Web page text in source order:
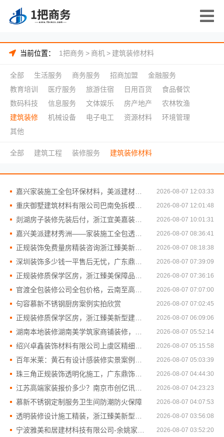
当前位置： 1把商务 > 商机> 建筑装修材料
全部 生活服务 商务服务 招商加盟
金融服务
教育培训
医疗服务 旅游住宿 日用百货
食品餐饮
数码科技
信息服务 文体娱乐 房产地产
农林牧渔
建筑装修
机械设备 电子电工 资源材料
环境管理
其他
全部 建筑工程 装修服务 建筑装修材料
2026-08-07 12:03:33
2026-08-07 12:01:48
2026-08-07 10:01:31
2026-08-07 08:36:41
2026-08-07 08:18:38
2026-08-07 07:39:09
2026-08-07 07:36:16
2026-08-07 07:07:00
句容慕新不锈钢厨房案例实拍欣赏 2026-08-07 07:02:45
2026-08-07 06:09:06
2026-08-07 05:52:14
2026-08-07 05:15:58
2026-08-07 05:03:39
2026-08-07 04:44:30
2026-08-07 04:23:23
慕新不锈钢定制服务卫生间防潮防火保障 2026-08-07 04:07:53
2026-08-07 03:56:08
2026-08-07 03:52:20